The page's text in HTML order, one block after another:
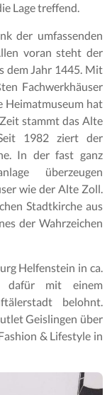
Lage treffend.
der umfassenden
voran steht der
dem Jahr 1445. Mit
Fachwerkhäuser
Heimatmuseum hat
stammt das Alte
1982 ziert der
In der fast ganz
überzeugen
wie der Alte Zoll.
Stadtkirche aus
der Wahrzeichen
Helfenstein in ca.
dafür mit einem
belohnt.
Geislingen über
& Lifestyle in